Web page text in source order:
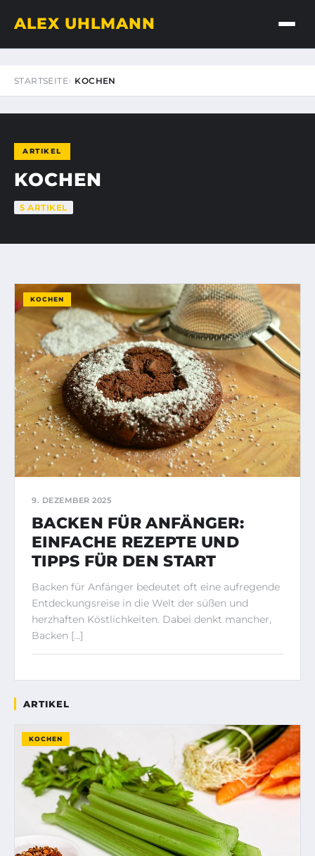
ALEX UHLMANN
STARTSEITE KOCHEN
ARTIKEL
KOCHEN
5 ARTIKEL
KOCHEN
9. DEZEMBER 2025
BACKEN FÜR ANFÄNGER:
EINFACHE REZEPTE UND
TIPPS FÜR DEN START
Backen für Anfänger bedeutet oft eine aufregende
Entdeckungsreise in die Welt der süßen und
herzhaften Köstlichkeiten. Dabei denkt mancher,
Backen […]
ARTIKEL
KOCHEN